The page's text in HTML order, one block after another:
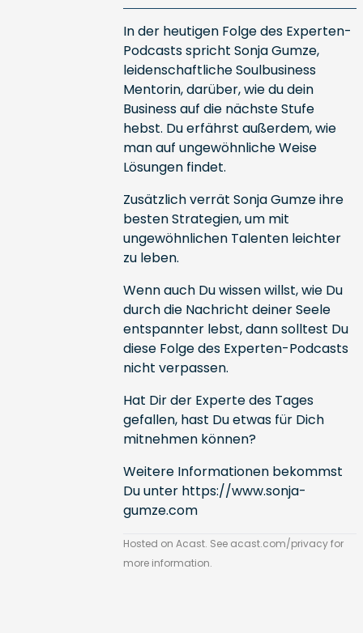
In der heutigen Folge des Experten-
Podcasts spricht Sonja Gumze,
leidenschaftliche Soulbusiness
Mentorin, darüber, wie du dein
Business auf die nächste Stufe
hebst. Du erfährst außerdem, wie
man auf ungewöhnliche Weise
Lösungen findet.
Zusätzlich verrät Sonja Gumze ihre
besten Strategien, um mit
ungewöhnlichen Talenten leichter
zu leben.
Wenn auch Du wissen willst, wie Du
durch die Nachricht deiner Seele
entspannter lebst, dann solltest Du
diese Folge des Experten-Podcasts
nicht verpassen.
Hat Dir der Experte des Tages
gefallen, hast Du etwas für Dich
mitnehmen können?
Weitere Informationen bekommst
Du unter https://www.sonja-
gumze.com
Hosted on Acast. See acast.com/privacyfor
more information.